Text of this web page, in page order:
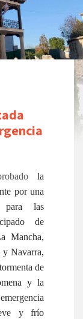
la
por una
para las
de
Mancha,
Navarra,
de
y la
y frío